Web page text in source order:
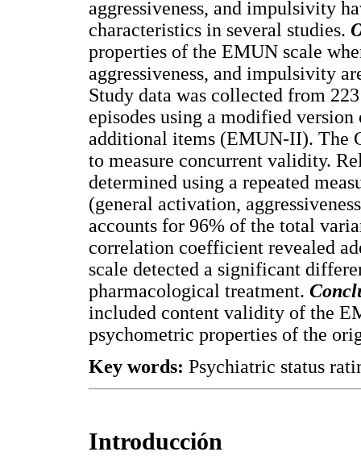
aggressiveness, and impulsivity
characteristics in several studies.
properties of the EMUN scale
aggressiveness, and impulsivity
Study data was collected from
episodes using a modified
additional items (EMUN-II). The
to measure concurrent validity.
determined using a repeated
(general activation,
accounts for 96% of the total
correlation coefficient revealed
scale detected a significant
pharmacological treatment.
included content validity of the
psychometric properties of the
Key words: Psychiatric status
Introducción